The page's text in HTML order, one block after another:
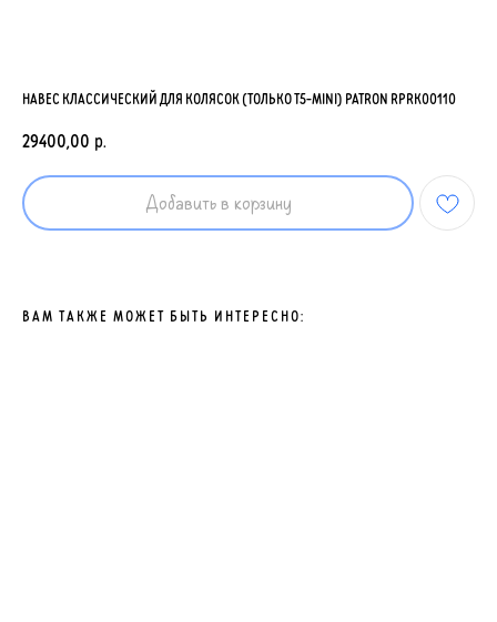
НАВЕС КЛАССИЧЕСКИЙ ДЛЯ КОЛЯСОК (ТОЛЬКО T5-MINI) PATRON RPRK00110
29400,00 р.
Добавить в корзину
ВАМ ТАКЖЕ МОЖЕТ БЫТЬ ИНТЕРЕСНО: